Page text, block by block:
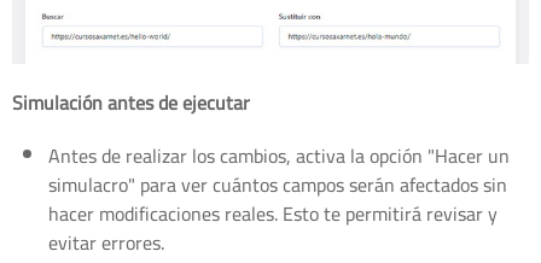
Simulación antes de ejecutar
Antes de realizar los cambios, activa la opción "Hacer un
simulacro" para ver cuántos campos serán afectados sin
hacer modificaciones reales. Esto te permitirá revisar y
evitar errores.